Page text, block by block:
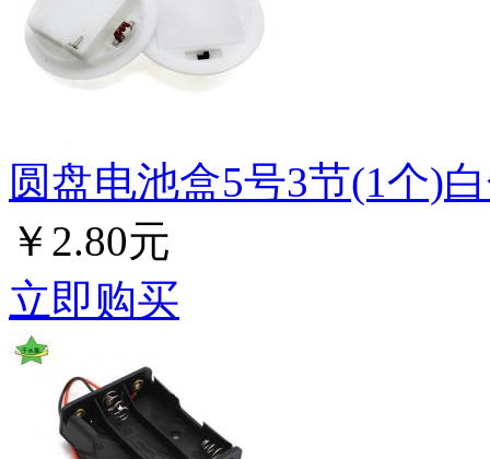
圆盘电池盒5号3节(1个)
￥2.80元
立即购买